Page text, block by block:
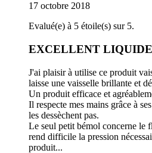
17 octobre 2018
Evalué(e) à 5 étoile(s) sur 5.
EXCELLENT
J'ai plaisir à utilise ce produit
laisse une vaisselle brillante et
Un produit efficace et
Il respecte mes mains grâce à
les dessèchent pas.
Le seul petit bémol concerne le
rend difficile la pression
produit...